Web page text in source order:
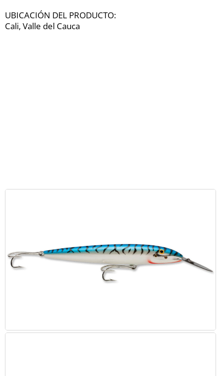
UBICACIÓN DEL PRODUCTO:
Cali, Valle del Cauca